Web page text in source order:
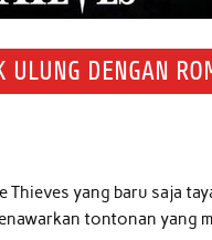
DENGAN
yang baru saja
tontonan yang